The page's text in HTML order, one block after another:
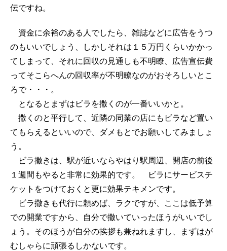
伝ですね。
資金に余裕のある人でしたら、雑誌などに広告をうつ
のもいいでしょう、しかしそれは１５万円くらいかかっ
てしまって、それに回収の見通しも不明瞭、広告宣伝費
ってそこらへんの回収率が不明瞭なのがおそろしいとこ
ろで・・・。
となるとまずはビラを撒くのが一番いいかと。
撒くのと平行して、近隣の同業の店にもビラなど置い
てもらえるといいので、ダメもとでお願いしてみましょ
う。
ビラ撒きは、駅が近いならやはり駅周辺、開店の前後
１週間もやると非常に効果的です。 ビラにサービスチ
ケットをつけておくと更に効果テキメンです。
ビラ撒きも代行に頼めば、ラクですが、ここは低予算
での開業ですから、自分で撒いていったほうがいいでし
ょう。そのほうが自分の挨拶も兼ねれますし、まずはが
むしゃらに頑張るしかないです。